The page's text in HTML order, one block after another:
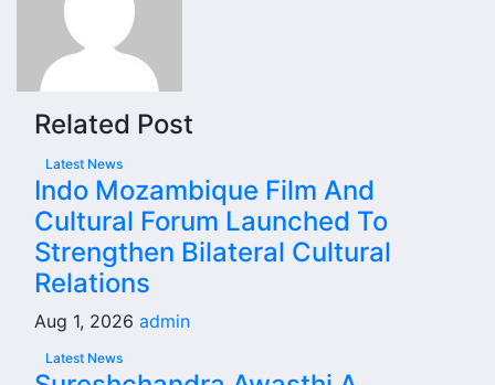
Related Post
Latest News
Indo Mozambique Film And
Cultural Forum Launched To
Strengthen Bilateral Cultural
Relations
Aug 1, 2026 admin
Latest News